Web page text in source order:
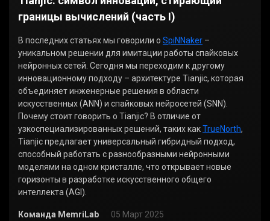
границы вычислений (часть I)
В последних статьях мы говорили о SpiNNaker –
уникальном решении для имитации работы спайковых
нейронных сетей. Сегодня мы переходим к другому
инновационному подходу – архитектуре Tianjic, которая
объединяет инженерные решения в области
искусственных (ANN) и спайковых нейросетей (SNN).
Почему стоит говорить о Tianjic? В отличие от
узкоспециализированных решений, таких какTrueNorth,
Tianjic предлагает универсальный гибридный подход,
способный работать с разнообразными нейронными
моделями на одном кристалле, что открывает новые
горизонты в разработке искусственного общего
интеллекта (AGI).
Команда MemriLab 05 Март 2025